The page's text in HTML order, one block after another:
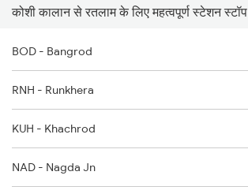
2722 Nzm Hyb Spl
2919 Dadn Svdk Spl
2920 Svdk Dadn Spl
2963 Mewar Exp Spl
2964 Mewar Spl
कोशी कालान से रतलाम के लिए महत्वपूर्ण स्टेशन स्टॉप
BOD - Bangrod
RNH - Runkhera
KUH - Khachrod
NAD - Nagda Jn